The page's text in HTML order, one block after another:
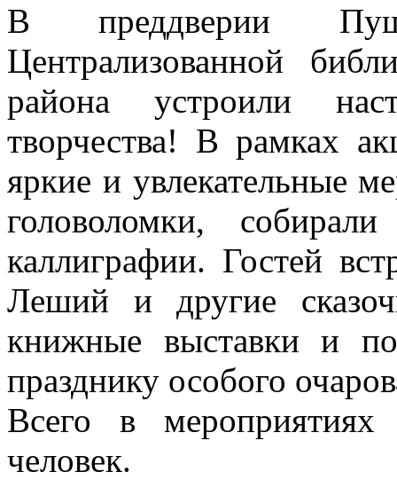
В преддверии
Централизованной
района устроили
творчества! В рамках
яркие и увлекательные
головоломки,
каллиграфии. Гостей
Леший и другие
книжные выставки и
празднику особого
Всего в
человек.